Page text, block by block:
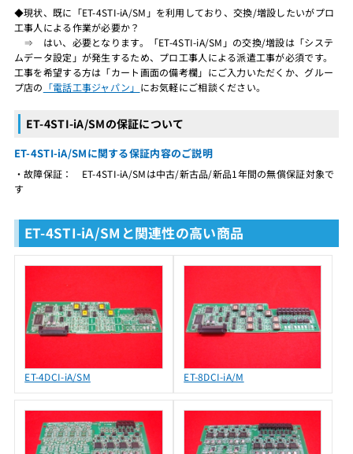
◆現状、既に「ET-4STI-iA/SM」を利用しており、交換/増設したいがプロ
工事人による作業が必要か？
⇒ はい、必要となります。「ET-4STI-iA/SM」の交換/増設は「システ
ムデータ設定」が発生するため、プロ工事人による派遣工事が必須です。
工事を希望する方は「カート画面の備考欄」にご入力いただくか、グルー
プ店の 「電話工事ジャパン」 にお気軽にご相談ください。
ET-4STI-iA/SMの保証について
ET-4STI-iA/SMに関する保証内容のご説明
・故障保証： ET-4STI-iA/SMは中古/新古品/新品1年間の無償保証対象で
す
ET-4STI-iA/SMと関連性の高い商品
ET-4DCI-iA/SM ET-8DCI-iA/M